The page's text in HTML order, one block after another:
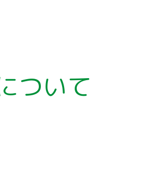
ついて